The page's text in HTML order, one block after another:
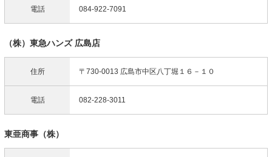
電話 084-922-7091
（株）東急ハンズ 広島店
住所 〒730-0013 広島市中区八丁堀１６－１０
電話 082-228-3011
東亜商事（株）